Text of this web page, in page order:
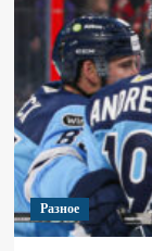
Разное